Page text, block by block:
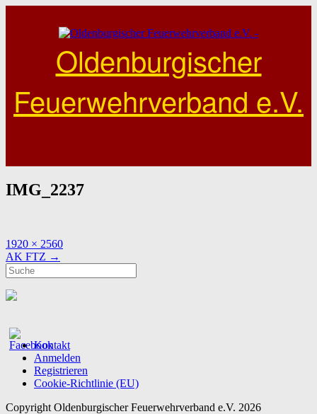
Oldenburgischer
Feuerwehrverband e.V.
IMG_2237
Full
size
1920 × 2560
Post
navigation
AK FTZ →
Kontakt
Anmelden
Registrieren
Cookie-Richtlinie (EU)
Copyright Oldenburgischer Feuerwehrverband e.V. 2026